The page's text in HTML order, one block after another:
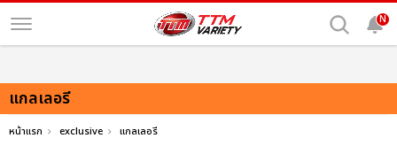
N
แกลเลอรี
หน้าแรก exclusive แกลเลอรี